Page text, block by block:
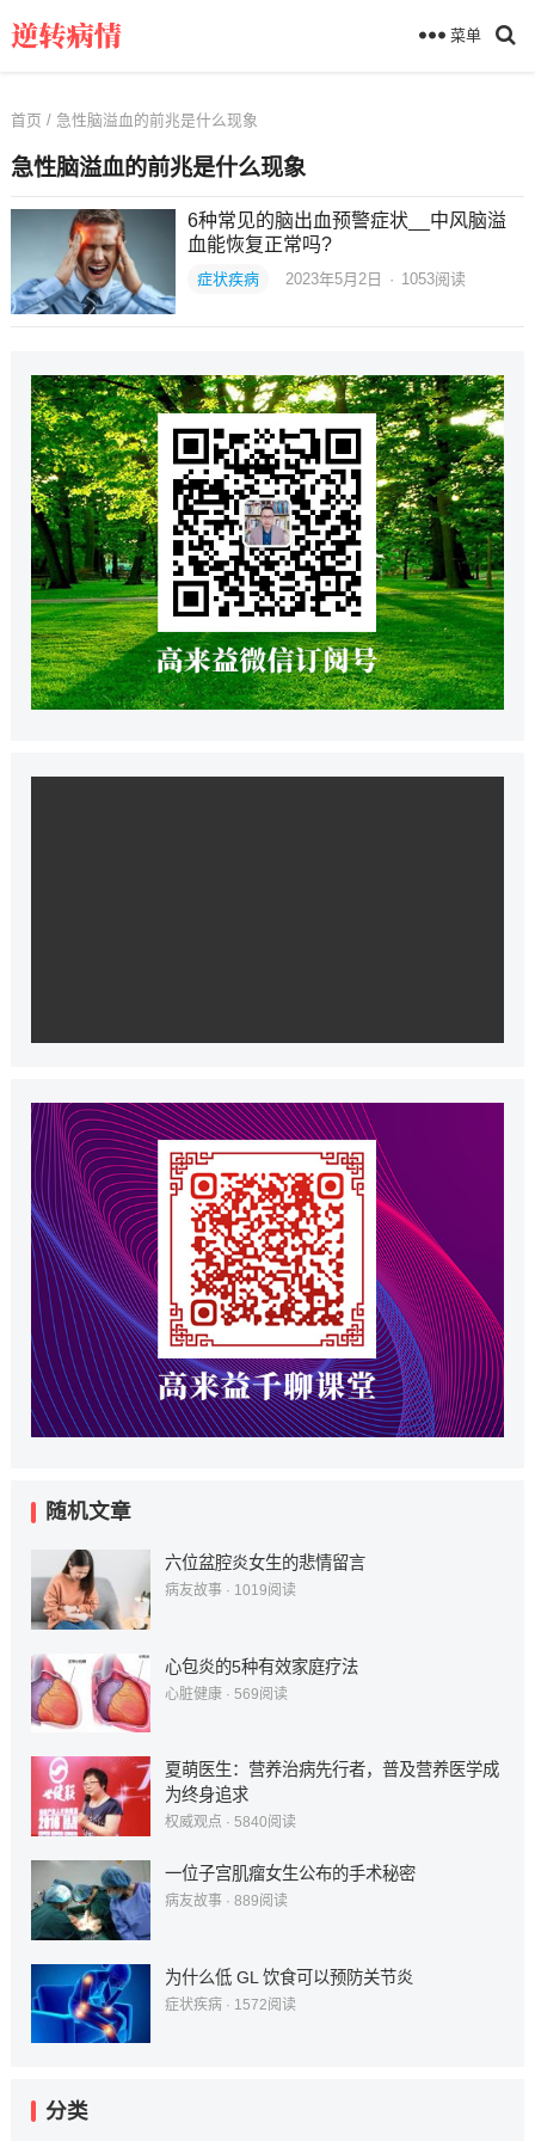
菜单
首页 / 急性脑溢血的前兆是什么现象
急性脑溢血的前兆是什么现象
6种常见的脑出血预警症状__中风脑溢
血能恢复正常吗?
症状疾病 2023年5月2日 · 1053阅读
随机文章
六位盆腔炎女生的悲情留言
病友故事· 1019阅读
心包炎的5种有效家庭疗法
心脏健康· 569阅读
夏萌医生：营养治病先行者，普及营养医学成
为终身追求
权威观点 · 5840阅读
一位子宫肌瘤女生公布的手术秘密
病友故事· 889阅读
为什么低 GL 饮食可以预防关节炎
症状疾病· 1572阅读
分类